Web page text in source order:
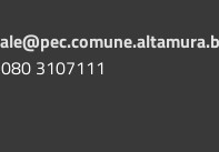
3107111